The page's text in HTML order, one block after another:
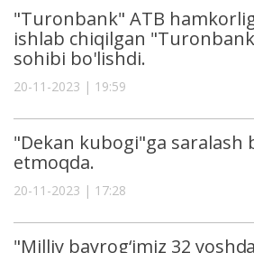
"Turonbank" ATB
ishlab chiqilgan
sohibi bo'lishdi.
20-11-2023 | 19:59
"Dekan kubogi"ga saralash
etmoqda.
20-11-2023 | 17:28
"Milliy bayrog‘imiz 32